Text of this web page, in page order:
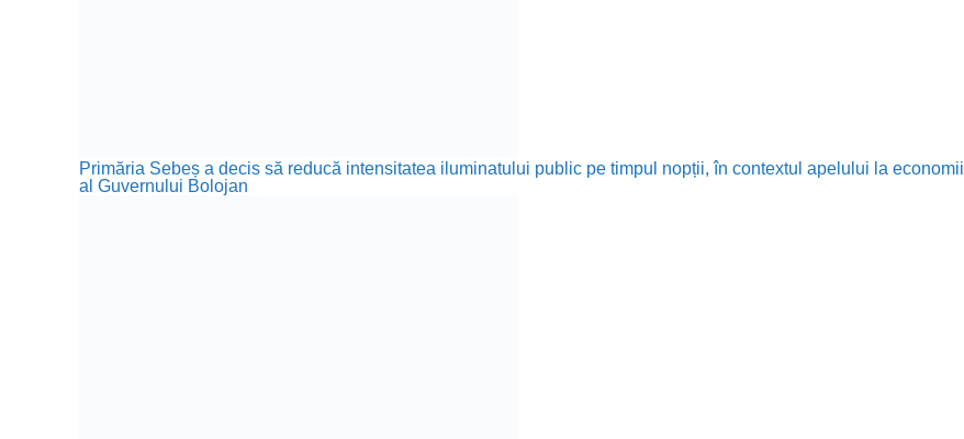
Primăria Sebeș a decis să reducă intensitatea iluminatului public pe timpul nopții, în contextul apelului la economii
al Guvernului Bolojan